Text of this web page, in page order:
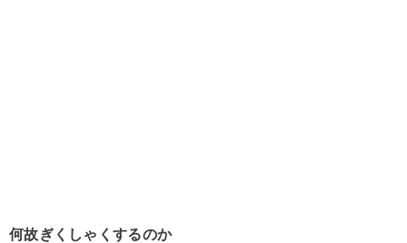
何故ぎくしゃくするのか